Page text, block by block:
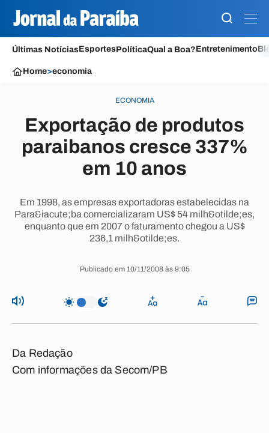
Últimas NotíciasEsportesPolíticaQual a Boa?Entretenimento
Home>economia
ECONOMIA
Exportação de produtos
paraibanos cresce 337%
em 10 anos
Em 1998, as empresas exportadoras estabelecidas na
Para&iacute;ba comercializaram US$ 54 milh&otilde;es,
enquanto que em 2007 o faturamento chegou a US$
236,1 milh&otilde;es.
Publicado em 10/11/2008 às 9:05
Da Redação
Com informações da Secom/PB